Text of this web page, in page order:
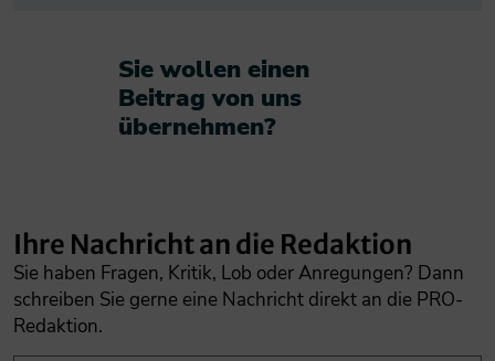
Sie wollen einen
Beitrag von uns
übernehmen?​
Ihre Nachricht an die Redaktion
Sie haben Fragen, Kritik, Lob oder Anregungen? Dann
schreiben Sie gerne eine Nachricht direkt an die PRO-
Redaktion.